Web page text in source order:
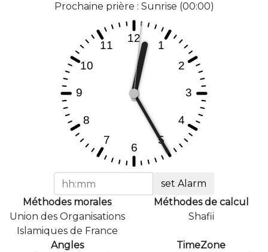
Prochaine prière : Sunrise (00:00)
set Alarm
Méthodes morales
Union des Organisations
Islamiques de France
Méthodes de calcul
Shafii
Angles
TimeZone